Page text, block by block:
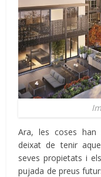
Ara, les coses han
deixat de tenir
seves propietats i
pujada de preus